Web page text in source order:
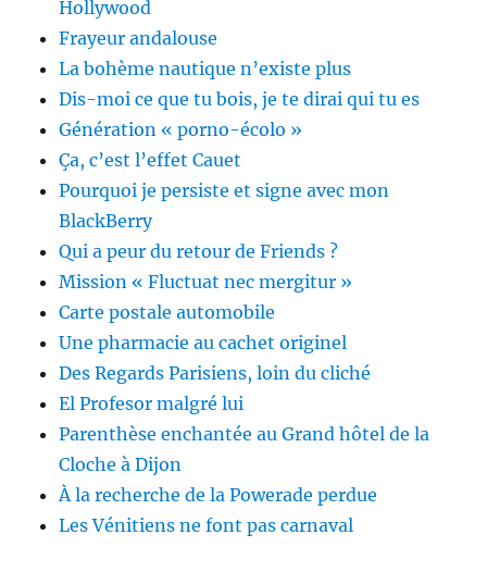
Hollywood
Frayeur andalouse
La bohème nautique n’existe plus
Dis-moi ce que tu bois, je te dirai qui tu es
Génération « porno-écolo »
Ça, c’est l’effet Cauet
Pourquoi je persiste et signe avec mon
BlackBerry
Qui a peur du retour de Friends ?
Mission « Fluctuat nec mergitur »
Carte postale automobile
Une pharmacie au cachet originel
Des Regards Parisiens, loin du cliché
El Profesor malgré lui
Parenthèse enchantée au Grand hôtel de la
Cloche à Dijon
À la recherche de la Powerade perdue
Les Vénitiens ne font pas carnaval